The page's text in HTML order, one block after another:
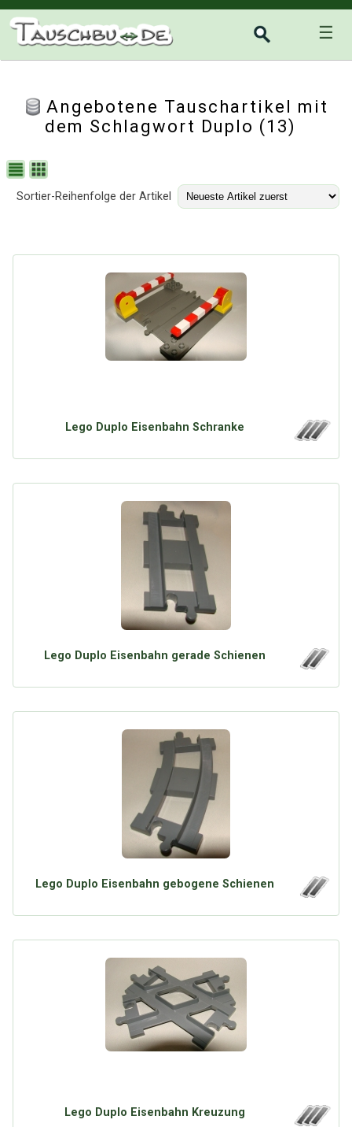
☰
Angebotene Tauschartikel mit
dem Schlagwort Duplo (13)
Sortier-Reihenfolge der Artikel
Lego Duplo Eisenbahn Schranke
Lego Duplo Eisenbahn gerade Schienen
Lego Duplo Eisenbahn gebogene Schienen
Lego Duplo Eisenbahn Kreuzung